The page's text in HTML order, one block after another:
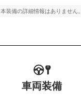
本装備の詳細情報はありません。
車両装備